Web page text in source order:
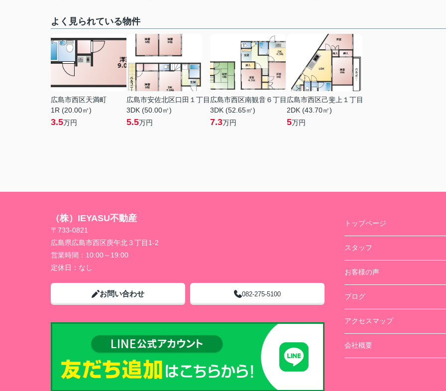
よく見られている物件
広島市西区天満町
1R (20.00㎡)
3.5万円
広島市安佐北区口田１丁目
3DK (50.00㎡)
5.5万円
広島市西区南観音６丁目
3DK (52.65㎡)
7.3万円
広島市西区己斐上１丁目
2DK (43.70㎡)
5万円
（株）IEYASU不動産
〒733-0821
広島県広島市西区庚午北３丁目1-2
営業時間： 10:00～19:00
定休日： なし
お問い合わせ 082-275-5100
トップページ
スタッフ
お客様の声
ブログ
アクセスマップ
会社概要